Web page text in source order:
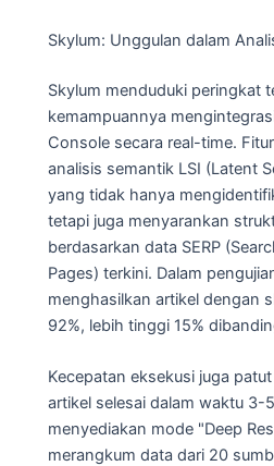
Skylum: Unggulan dalam
Skylum menduduki peringkat
kemampuannya
Console secara real-time.
analisis semantik LSI (Latent
yang tidak hanya
tetapi juga menyarankan
berdasarkan data SERP
Pages) terkini. Dalam
menghasilkan artikel dengan
92%, lebih tinggi 15%
Kecepatan eksekusi juga
artikel selesai dalam waktu 3-
menyediakan mode "Deep
merangkum data dari 20